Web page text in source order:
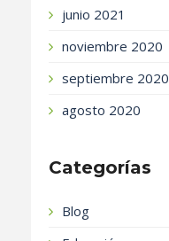
junio 2021
noviembre 2020
septiembre 2020
agosto 2020
Categorías
Blog